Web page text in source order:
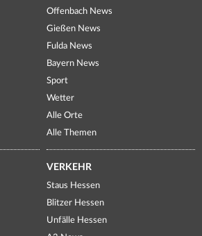
Offenbach News
Gießen News
Fulda News
Bayern News
Sport
Wetter
Alle Orte
Alle Themen
VERKEHR
Staus Hessen
Blitzer Hessen
Unfälle Hessen